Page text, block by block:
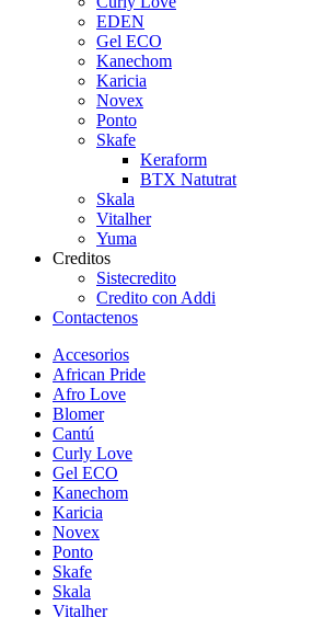
EDEN
Gel ECO
Kanechom
Karicia
Novex
Ponto
Skafe
Keraform
BTX Natutrat
Skala
Vitalher
Yuma
Creditos
Sistecredito
Credito con Addi
Contactenos
Accesorios
African Pride
Afro Love
Blomer
Cantú
Curly Love
Gel ECO
Kanechom
Karicia
Novex
Ponto
Skafe
Skala
Vitalher